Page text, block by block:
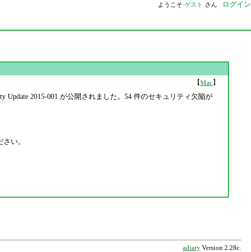
ようこそ ゲスト さん ログイン
【Mac】
Update 2015-001 が公開されました。54 件のセキュリティ欠陥が
い。
adiary Version 2.28c.